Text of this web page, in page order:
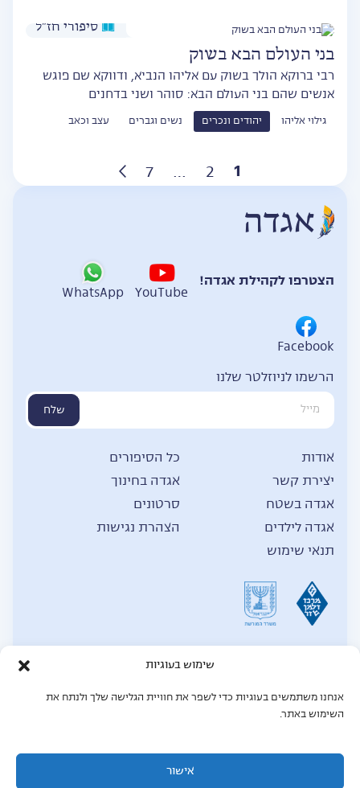
שימוש בעוגיות
אנחנו משתמשים בעוגיות כדי לשפר את חוויית הגלישה שלך ולנתח את
השימוש באתר.
אישור
סיפורי חז״ל
בני העולם הבא בשוק
רבי ברוקא הולך בשוק עם אליהו הנביא, ודווקא שם פוגש
אנשים שהם בני העולם הבא: סוהר ושני בדחנים
גילוי אליהו יהודים ונכרים נשים וגברים עצב וכאב
pagination
1
2
…
7
הצטרפו לקהילת אגדה!
YouTube
WhatsApp
Facebook
הרשמו לניוזלטר שלנו
שלח
אודות
כל הסיפורים
יצירת קשר
הצהרת נגישות
אגדה בחינוך
אגדה בשטח
תנאי שימוש
סרטונים
אגדה לילדים
תחזוקת אתר: Mgt force מומחים לאתרי וורדפרס